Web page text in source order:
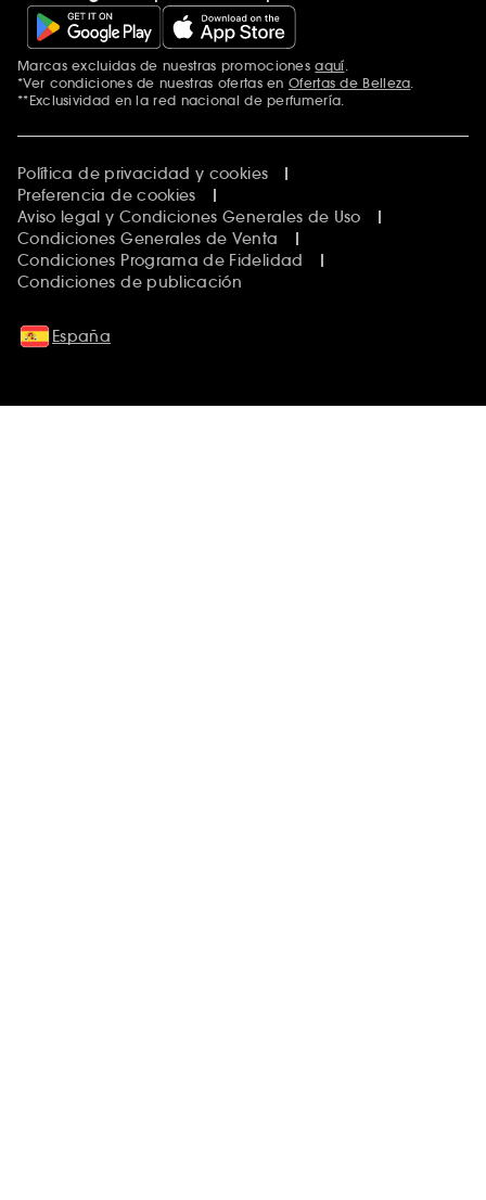
Marcas excluidas de nuestras promocionesaquí
*Ver condiciones de nuestras ofertas en Ofertas de Belleza
**Exclusividad en la red nacional de perfumería.
Política de privacidad y cookies
Preferencia de cookies
Aviso legal y Condiciones Generales de Uso
Condiciones Generales de Venta
Condiciones Programa de Fidelidad
Condiciones de publicación
España